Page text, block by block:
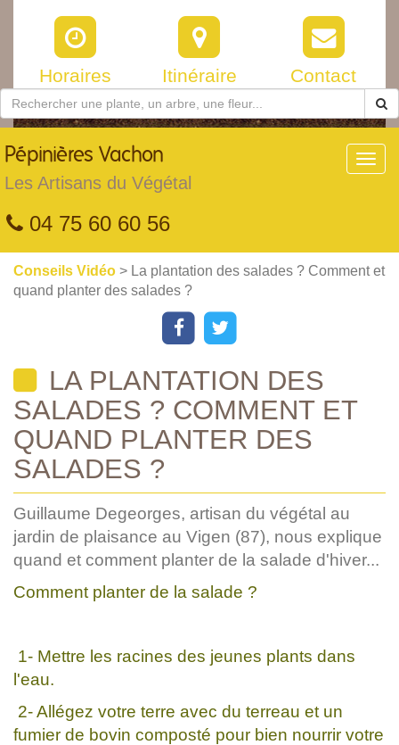
Horaires Itinéraire Contact
Pépinières Vachon
Les Artisans du Végétal
04 75 60 60 56
Conseils Vidéo > La plantation des salades ? Comment et
quand planter des salades ?
LA PLANTATION DES
SALADES ? COMMENT ET
QUAND PLANTER DES
SALADES ?
Guillaume Degeorges, artisan du végétal au
jardin de plaisance au Vigen (87), nous explique
quand et comment planter de la salade d'hiver...
Comment planter de la salade ?
1- Mettre les racines des jeunes plants dans
l'eau.
2- Allégez votre terre avec du terreau et un
fumier de bovin composté pour bien nourrir votre